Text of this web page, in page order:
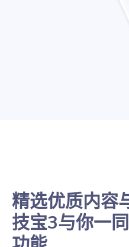
精选优质内容
技宝3与你一